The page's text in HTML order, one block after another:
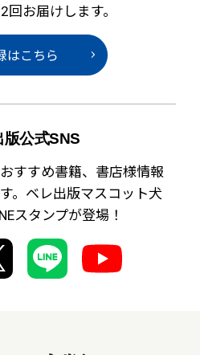
お届けします。
はこちら
版公式SNS
すすめ書籍、書店様情報
。ベレ出版マスコット犬
スタンプが登場！